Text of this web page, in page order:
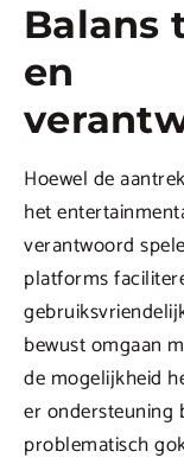
Balans
en
Hoewel de
het
verantwoord
platforms
bewust omgaan
de mogelijkheid
er ondersteuning
problematisch